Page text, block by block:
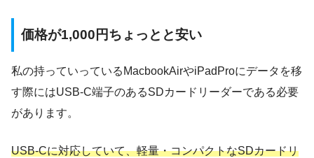
価格が1,000円ちょっとと安い
私の持っていっているMacbookAirやiPadProにデータを移
す際にはUSB-C端子のあるSDカードリーダーである必要
があります。
USB-Cに対応していて、軽量・コンパクトなSDカードリ